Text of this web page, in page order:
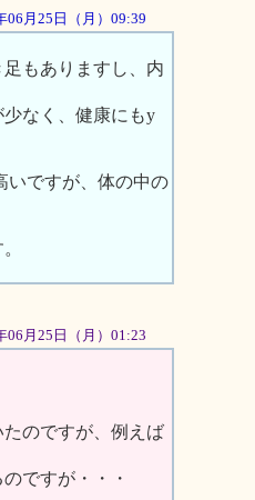
06月25日（月）09:39
もありますし、内
なく、健康にもy
いですが、体の中の
06月25日（月）01:23
のですが、例えば
ですが・・・